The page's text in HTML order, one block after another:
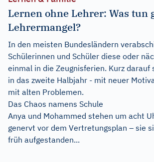
Lernen ohne Lehrer: Was tun
Lehrermangel?
In den meisten Bundesländern
Schülerinnen und Schüler diese oder
einmal in die Zeugnisferien. Kurz darauf
in das zweite Halbjahr - mit neuer
mit alten Problemen.
Das Chaos namens Schule
Anya und Mohammed stehen um acht
genervt vor dem Vertretungsplan – sie
früh aufgestanden...